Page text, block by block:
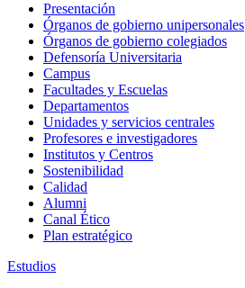
Presentación
Órganos de gobierno unipersonales
Órganos de gobierno colegiados
Defensoría Universitaria
Campus
Facultades y Escuelas
Departamentos
Unidades y servicios centrales
Profesores e investigadores
Institutos y Centros
Sostenibilidad
Calidad
Alumni
Canal Ético
Plan estratégico
Estudios